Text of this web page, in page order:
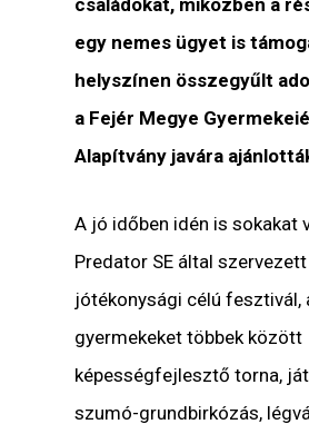
családokat, miközben a
egy nemes ügyet is
helyszínen összegyűlt
a Fejér Megye
Alapítvány javára
A jó időben idén is sokakat
Predator SE által szervezett
jótékonysági célú fesztivál,
gyermekeket többek között
képességfejlesztő torna,
szumó-grundbirkózás,